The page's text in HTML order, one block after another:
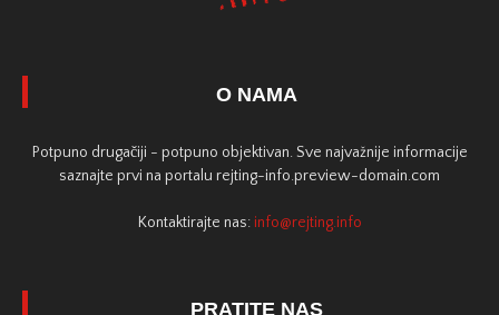
O NAMA
Potpuno drugačiji - potpuno objektivan. Sve najvažnije informacije
saznajte prvi na portalu rejting-info.preview-domain.com
Kontaktirajte nas: info@rejting.info
PRATITE NAS